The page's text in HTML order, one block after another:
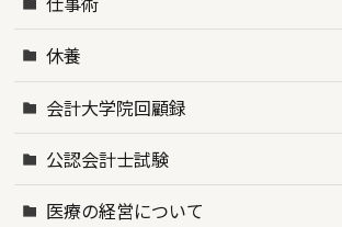
休養
会計大学院回顧録
公認会計士試験
医療の経営について